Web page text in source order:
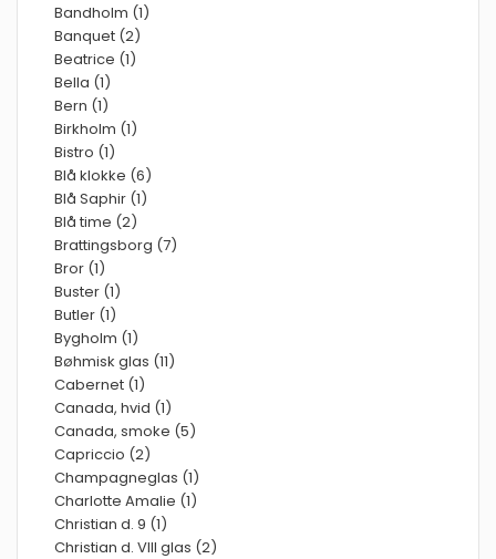
Bandholm (1)
Banquet (2)
Beatrice (1)
Bella (1)
Bern (1)
Birkholm (1)
Bistro (1)
Blå klokke (6)
Blå Saphir (1)
Blå time (2)
Brattingsborg (7)
Bror (1)
Buster (1)
Butler (1)
Bygholm (1)
Bøhmisk glas (11)
Cabernet (1)
Canada, hvid (1)
Canada, smoke (5)
Capriccio (2)
Champagneglas (1)
Charlotte Amalie (1)
Christian d. 9 (1)
Christian d. VIII glas (2)